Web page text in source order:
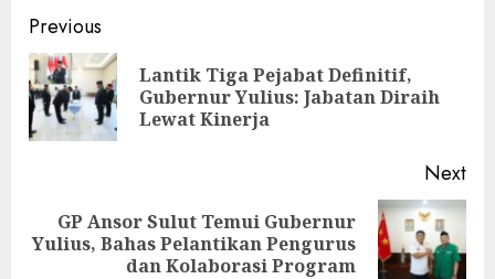
Post
navigation
Previous
Lantik Tiga Pejabat Definitif,
Gubernur Yulius: Jabatan Diraih
Lewat Kinerja
Next
Next
GP Ansor Sulut Temui Gubernur
Yulius, Bahas Pelantikan Pengurus
dan Kolaborasi Program